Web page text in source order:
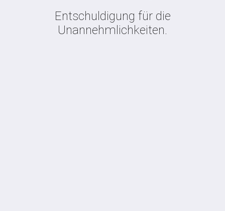
Entschuldigung für die
Unannehmlichkeiten.